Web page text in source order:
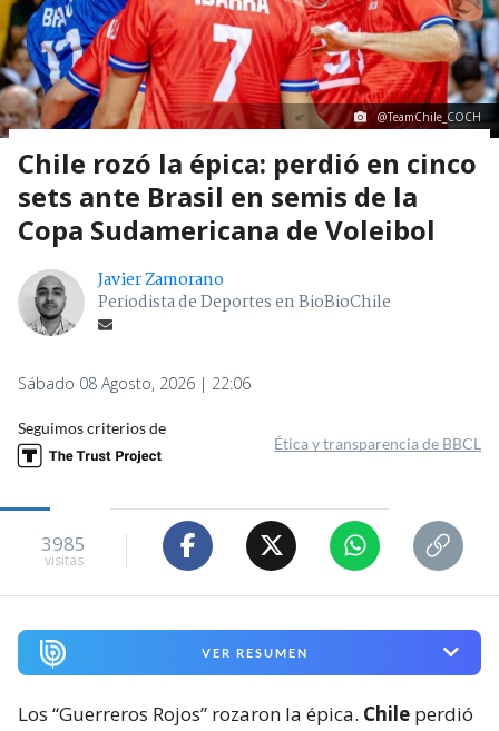
@TeamChile_COCH
Chile rozó la épica: perdió en cinco
sets ante Brasil en semis de la
Copa Sudamericana de Voleibol
Javier Zamorano
Periodista de Deportes en BioBioChile
Sábado 08 Agosto, 2026 | 22:06
Seguimos criterios de
Ética y transparencia de BBCL
3985
visitas
VER RESUMEN
Los “Guerreros Rojos” rozaron la épica. Chile perdió